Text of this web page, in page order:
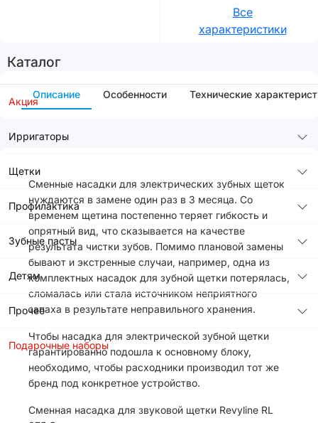
Каталог
Акция
Ирригаторы
Щетки
Профилактика
Зубные пасты
Детям
Прочее
Подарочные наборы
Все
характеристики
Описание Особенности Технические
Сменные насадки для электрических зубных щеток
нуждаются в замене один раз в 3 месяца. Со
временем щетина постепенно теряет гибкость и
опрятный вид, что сказывается на качестве
результата чистки зубов. Помимо плановой замены
бывают и экстренные случаи, например, одна из
комплектных насадок для зубной щетки потерялась,
сломалась или стала источником неприятного
запаха в результате неправильного хранения.
Чтобы насадка для электрической зубной щетки
гарантированно подошла к основному блоку,
необходимо, чтобы расходники производил тот же
бренд под конкретное устройство.
Сменная насадка для звуковой щетки Revyline RL